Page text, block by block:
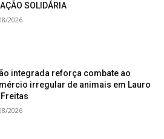
SOLIDÁRIA
2026
integrada reforça combate ao
irregular de animais em Lauro
2026